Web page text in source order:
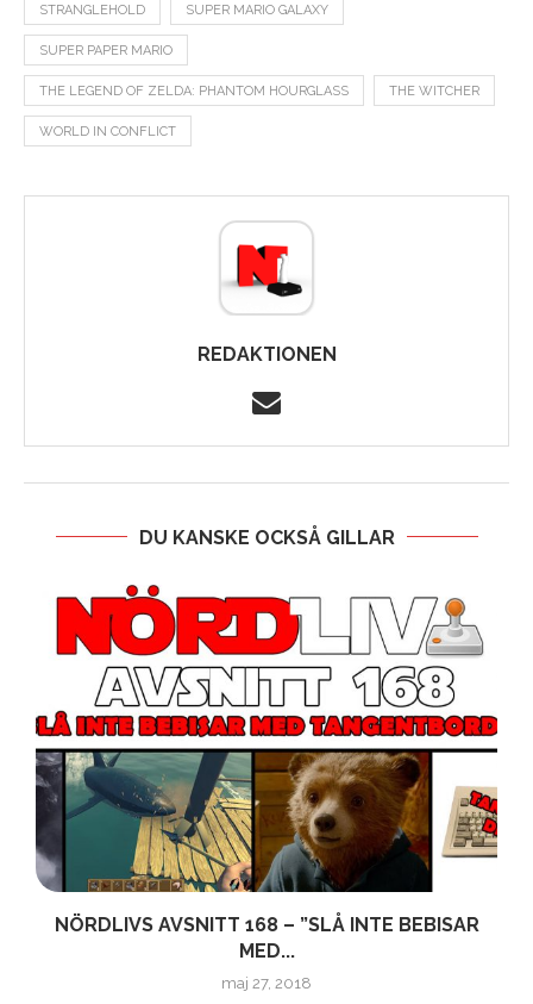
STRANGLEHOLD SUPER MARIO GALAXY
SUPER PAPER MARIO
THE LEGEND OF ZELDA: PHANTOM HOURGLASS THE WITCHER
WORLD IN CONFLICT
REDAKTIONEN
DU KANSKE OCKSÅ GILLAR
NÖRDLIVS AVSNITT 168 – ”SLÅ INTE BEBISAR
MED...
maj 27, 2018